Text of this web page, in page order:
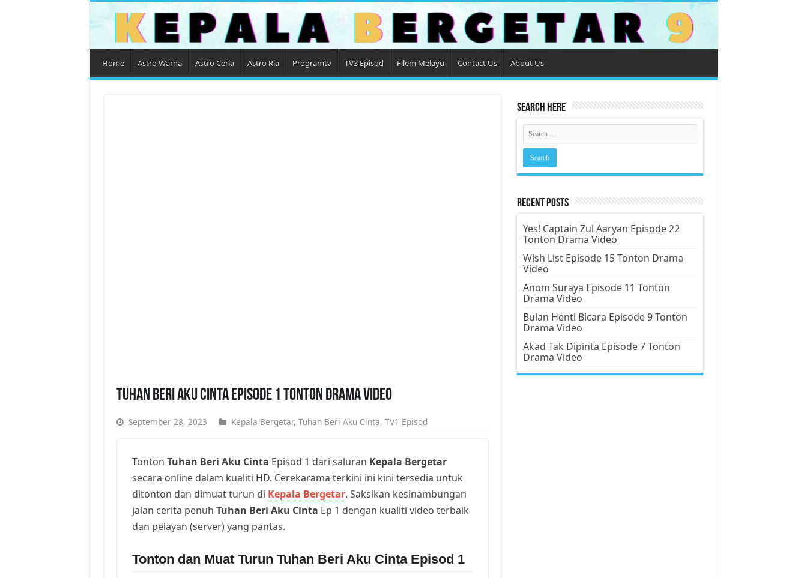
Home Astro Warna Astro Ceria Astro Ria Programtv TV3 Episod Filem Melayu Contact Us About Us
Tuhan Beri Aku Cinta Episode 1 Tonton Drama Video
September 28, 2023 Kepala Bergetar, Tuhan Beri Aku Cinta, TV1 Episod
Tonton Tuhan Beri Aku Cinta Episod 1 dari saluran Kepala Bergetar
secara online dalam kualiti HD. Cerekarama terkini ini kini tersedia untuk
ditonton dan dimuat turun di Kepala Bergetar. Saksikan kesinambungan
jalan cerita penuh Tuhan Beri Aku Cinta Ep 1 dengan kualiti video terbaik
dan pelayan (server) yang pantas.
Tonton dan Muat Turun Tuhan Beri Aku Cinta Episod 1
Search Here
Recent Posts
Yes! Captain Zul Aaryan Episode 22
Tonton Drama Video
Wish List Episode 15 Tonton Drama
Video
Anom Suraya Episode 11 Tonton
Drama Video
Bulan Henti Bicara Episode 9 Tonton
Drama Video
Akad Tak Dipinta Episode 7 Tonton
Drama Video